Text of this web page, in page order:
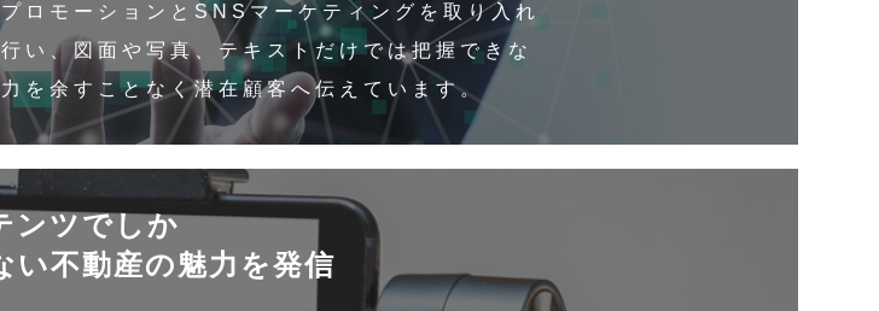
ロモーションとSNSマーケティングを取り入れ
い、図面や写真、テキストだけでは把握できな
を余すことなく潜在顧客へ伝えています。
ンツでしか
い不動産の魅力を発信